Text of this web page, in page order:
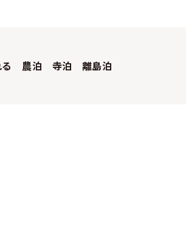
農泊 寺泊 離島泊